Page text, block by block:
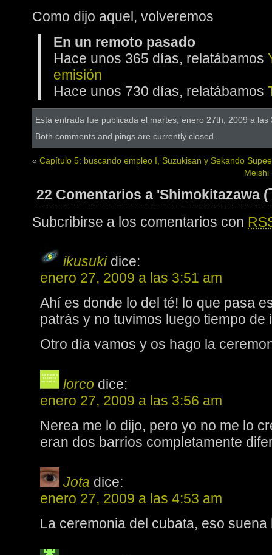
Como dijo aquel, volveremos
En un remoto pasado
Hace unos 365 días, relatábamos
emisión
Hace unos 730 días, relatábamos
Esta entrada fue publicada el martes, enero 27th, 2009 a
Both comments and pings are currently closed.
« Capítulo 5: buscando empleo I, Suzukisan y Sekando
Meishi
22 Comentarios a 'Shimokitazawa (
Subcribirse a los comentarios con
ikusuki dice:
enero 27, 2009 a las 3:51 am
Ahí es donde lo del té! lo que pasa
patrás y no tuvimos luego tiempo
Otro día vamos y os hago la
lorco dice:
enero 27, 2009 a las 3:56 am
Nerea me lo dijo, pero yo no me lo
eran dos barrios completamente
Jota dice:
enero 27, 2009 a las 4:53 am
La ceremonia del cubata, eso suena